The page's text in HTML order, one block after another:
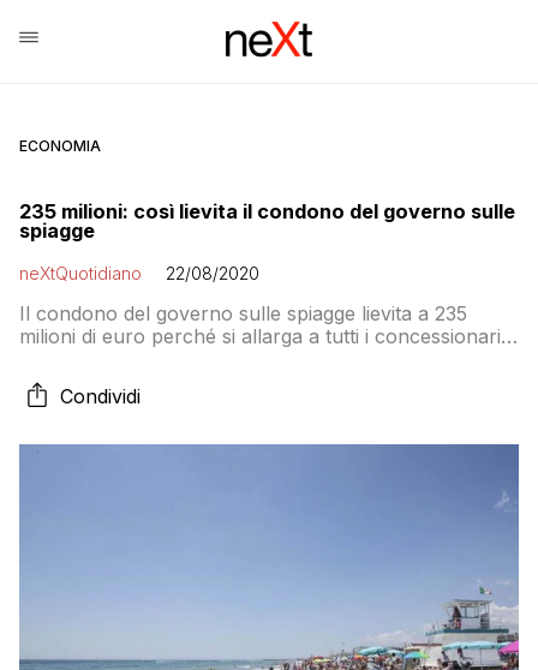
ECONOMIA
235 milioni: così lievita il condono del governo sulle
spiagge
neXtQuotidiano 22/08/2020
Il condono del governo sulle spiagge lievita a 235
milioni di euro perché si allarga a tutti i concessionari
gli arretrati
Condividi